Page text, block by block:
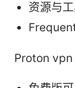
资源与
Proton vpn